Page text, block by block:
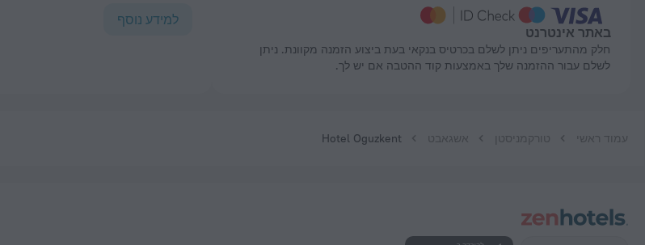
באתר אינטרנט
חלק מהתעריפים ניתן לשלם בכרטיס בנקאי בעת ביצוע הזמנה מקוונת. ניתן
לשלם עבור ההזמנה שלך באמצעות קוד ההטבה אם יש לך.
למידע נוסף
עמוד ראשי טורקמניסטן אשגאבט Hotel Oguzkent